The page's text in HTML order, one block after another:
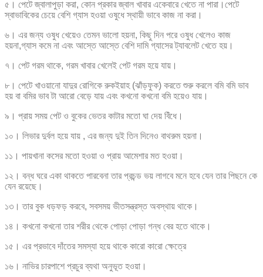
৫। পেটে জ্বালাপুড়া করা, কোন প্রকার জ্বাল খাবার একেবারে খেতে না পারা।পেটে
স্বাভাবিকের চেয়ে বেশি গ্যাস হওয়া ওষুধে স্থায়ী ভাবে কাজ না করা।
৬। এর জন্য ওষুধ খেয়েও তেমন ভালো হয়না, কিছু দিন পরে ওষুধ খেলেও কাজ
হয়না,গ্যাস কমে না এবং আস্তে আস্তে বেশি দামি গ্যাসের ট্যাবলেট খেতে হয়।
৭। পেট গরম থাকে, গরম খাবার খেলেই পেট গরম হয়ে যায়।
৮। পেটে খাওয়ানো যাদুর রোগিকে রুকইয়াহ (ঝাঁড়ফুক) করতে শুরু করলে বমি বমি ভাব
হয় বা বমির ভাব টা আরো বেড়ে যায় এবং কখনো কখনো বমি হয়েও যায়।
৯। প্রায় সময় পেট ও বুকের ভেতর কাটার মতো ঘা দেয় বিঁধে।
১০। লিভার দুর্বল হয়ে যায় , এর জন্য দুই তিন দিনেও বাথরুম হয়না।
১১। পায়খানা কসের মতো হওয়া ও প্রায় আমেশার মত হওয়া।
১২। বন্ধ ঘরে একা থাকতে পারবেনা তার প্রচন্ড ভয় লাগবে মনে হবে যেন তার পিছনে কে
যেন রয়েছে।
১৩। তার বুক ধড়ফড় করবে, সবসময় ভীতসন্ত্রস্ত অবস্থায় থাকে।
১৪। কখনো কখনো তার শরীর থেকে পোড়া পোড়া গন্ধ বের হতে থাকে।
১৫। এর প্রভাবে দাঁতের সমস্যা হয়ে থাকে কারো কারো ক্ষেত্রে
১৬। নাভির চারপাশে প্রচুর ব্যথা অনুভূত হওয়া।